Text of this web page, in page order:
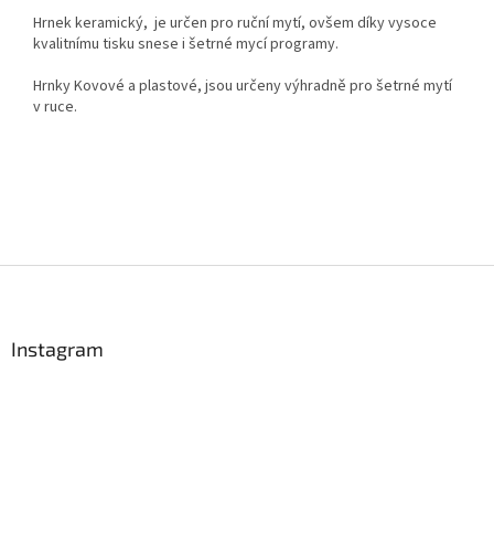
Hrnek keramický, je určen pro ruční mytí, ovšem díky vysoce
kvalitnímu tisku snese i šetrné mycí programy.
Hrnky Kovové a plastové, jsou určeny výhradně pro šetrné mytí
v ruce.
Instagram